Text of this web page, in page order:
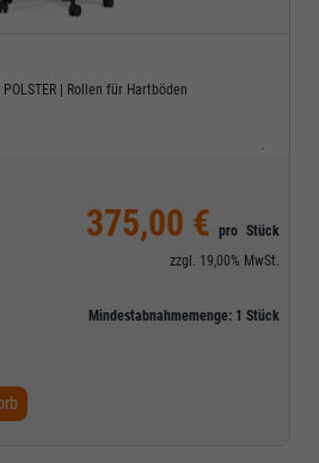
| Rollen für Hartböden
.
375,00 € pro Stück
zzgl. 19,00% MwSt.
Mindestabnahmemenge: 1 Stück